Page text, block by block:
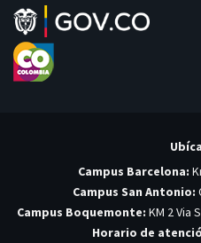
Campus Barcelona:
Campus San Antonio:
Campus Boquemonte: KM 2 Via
Horario de